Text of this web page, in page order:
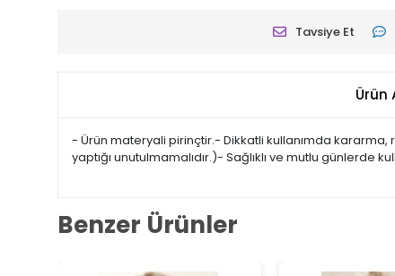
Tavsiye Et
Ürün
- Ürün materyali pirinçtir.- Dikkatli kullanımda
yaptığı unutulmamalıdır.)- Sağlıklı ve mutlu günlerde
Benzer Ürünler